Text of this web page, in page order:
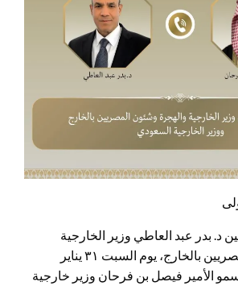
د. بدر عبد العاطي وزير الخارجية
والهجرة وشئون المصريين بالخارج، يوم السبت ٣١ يناير
الأمير فيصل بن فرحان وزير خارجية